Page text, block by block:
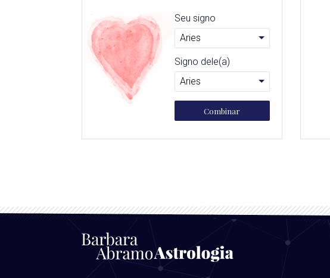
Seu signo
Signo dele(a)
Combinar